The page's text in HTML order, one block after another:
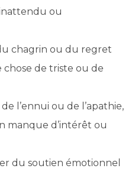
ou
chagrin ou du regret
de triste ou de
l’ennui ou de l’apathie,
manque d’intérêt ou
du soutien émotionnel